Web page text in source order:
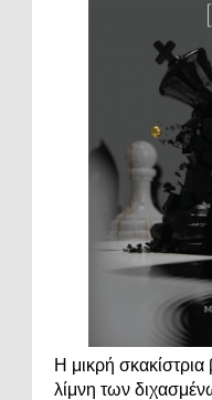
Η μικρή
λίμνη των